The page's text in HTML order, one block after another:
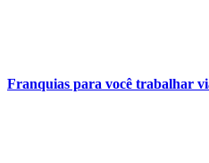
Franquias para você trabalhar